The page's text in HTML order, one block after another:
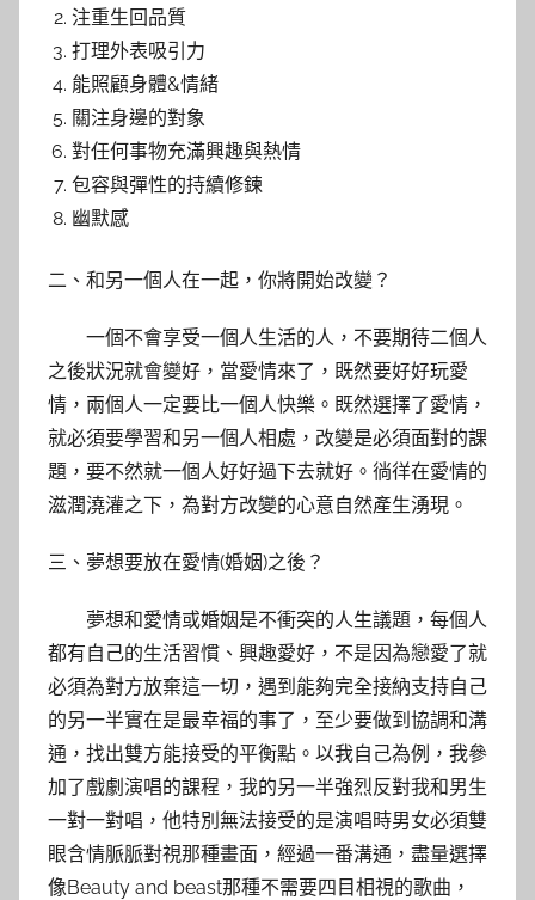
注重生回品質
打理外表吸引力
能照顧身體&情緒
關注身邊的對象
對任何事物充滿興趣與熱情
包容與彈性的持續修鍊
幽默感
二、和另一個人在一起，你將開始改變？
一個不會享受一個人生活的人，不要期待二個人
之後狀況就會變好，當愛情來了，既然要好好玩愛
情，兩個人一定要比一個人快樂。既然選擇了愛情，
就必須要學習和另一個人相處，改變是必須面對的課
題，要不然就一個人好好過下去就好。徜徉在愛情的
滋潤澆灌之下，為對方改變的心意自然產生湧現。
三、夢想要放在愛情(婚姻)之後？
夢想和愛情或婚姻是不衝突的人生議題，每個人
都有自己的生活習慣、興趣愛好，不是因為戀愛了就
必須為對方放棄這一切，遇到能夠完全接納支持自己
的另一半實在是最幸福的事了，至少要做到協調和溝
通，找出雙方能接受的平衡點。以我自己為例，我參
加了戲劇演唱的課程，我的另一半強烈反對我和男生
一對一對唱，他特別無法接受的是演唱時男女必須雙
眼含情脈脈對視那種畫面，經過一番溝通，盡量選擇
像Beauty and beast那種不需要四目相視的歌曲，